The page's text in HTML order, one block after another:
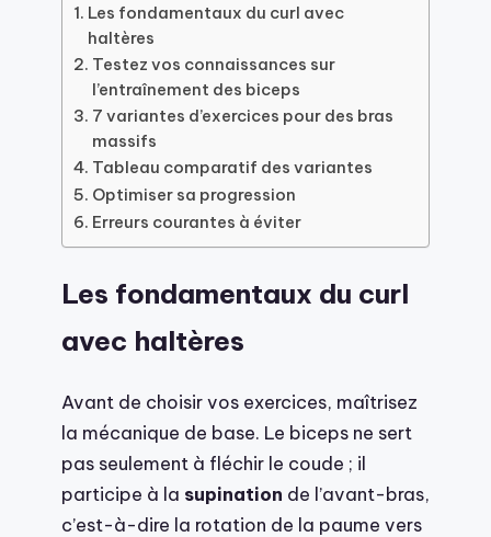
Les fondamentaux du curl avec
haltères
Testez vos connaissances sur
l’entraînement des biceps
7 variantes d’exercices pour des bras
massifs
Tableau comparatif des variantes
Optimiser sa progression
Erreurs courantes à éviter
Les fondamentaux du curl
avec haltères
Avant de choisir vos exercices, maîtrisez
la mécanique de base. Le biceps ne sert
pas seulement à fléchir le coude ; il
participe à la supination de l’avant-bras,
c’est-à-dire la rotation de la paume vers